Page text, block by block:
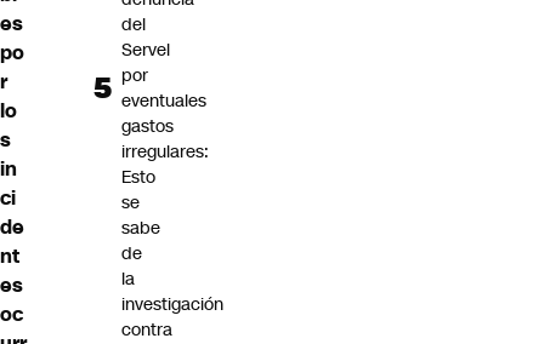
es
po
r
lo
s
in
ci
de
nt
es
oc
del
Servel
por
eventuales
gastos
irregulares:
Esto
se
sabe
de
la
investigación
contra